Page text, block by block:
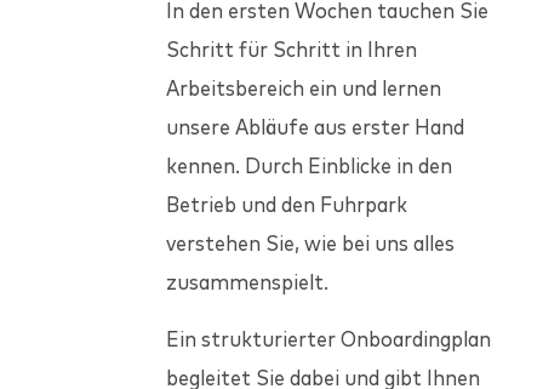
In den ersten Wochen tauchen Sie
Schritt für Schritt in Ihren
Arbeitsbereich ein und lernen
unsere Abläufe aus erster Hand
kennen. Durch Einblicke in den
Betrieb und den Fuhrpark
verstehen Sie, wie bei uns alles
zusammenspielt.
Ein strukturierter Onboardingplan
begleitet Sie dabei und gibt Ihnen